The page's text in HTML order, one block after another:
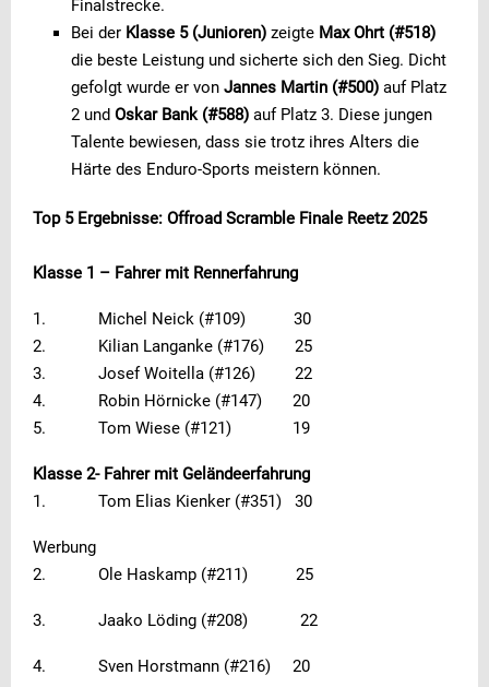
Finalstrecke.
Bei der Klasse 5 (Junioren) zeigte Max Ohrt (#518)
die beste Leistung und sicherte sich den Sieg. Dicht
gefolgt wurde er von Jannes Martin (#500) auf Platz
2 und Oskar Bank (#588) auf Platz 3. Diese jungen
Talente bewiesen, dass sie trotz ihres Alters die
Härte des Enduro-Sports meistern können.
Top 5 Ergebnisse: Offroad Scramble Finale Reetz 2025
Klasse 1 – Fahrer mit Rennerfahrung
1. Michel Neick (#109) 30
2. Kilian Langanke (#176) 25
3. Josef Woitella (#126) 22
4. Robin Hörnicke (#147) 20
5. Tom Wiese (#121) 19
Klasse 2- Fahrer mit Geländeerfahrung
1. Tom Elias Kienker (#351) 30
Werbung
2. Ole Haskamp (#211) 25
3. Jaako Löding (#208) 22
4. Sven Horstmann (#216) 20